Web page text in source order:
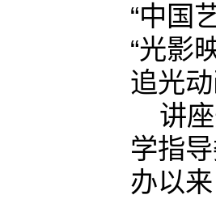
“中国
“光影
追光
讲
学指
办以